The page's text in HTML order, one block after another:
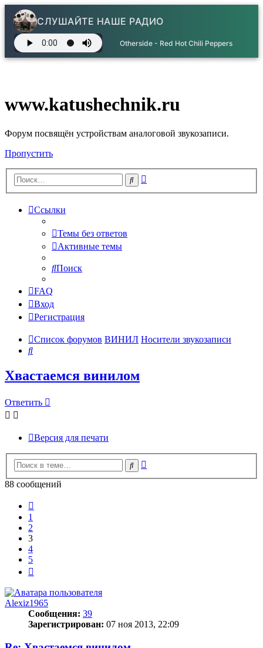
СЛУШАЙТЕ НАШЕ РАДИО
Otherside - Red Hot Chili Peppers
www.katushechnik.ru
Форум посвящён устройствам аналоговой звукозаписи.
Пропустить
Поиск
Ссылки
Темы без ответов
Активные темы
Поиск
FAQ
Вход
Регистрация
Список форумов ВИНИЛ Носители звукозаписи
Поиск
Хвастаемся винилом
Ответить
Версия для печати
Поиск
88 сообщений
1
2
3
4
5
Alexiz1965
Сообщения: 39
Зарегистрирован: 07 ноя 2013, 22:09